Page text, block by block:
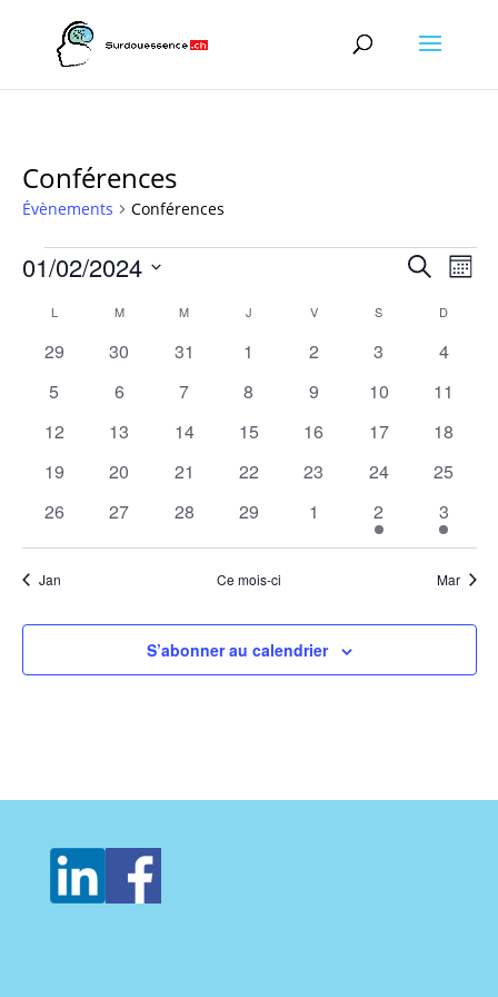
Conférences
Évènements Conférences
Évènements
vues
Recherche
de
Mois
01/02/2024
date.
Calendrier
de
L MMARDI M MERCREDI
J VVENDREDIS D
0
29
0
30
0
31
0
1
0
2
0
3
0
4
0
5
0
6
0
7
0
8
0
9
0
10
0
11
0
12
0
13
0
14
0
15
0
16
0
17
0
18
0
19
0
20
0
21
0
22
0
23
0
24
0
25
0
26
0
27
0
28
0
29
0
évènements
1
1
évènement
2
1
3
Jan Ce mois-ci Mar
S’abonner au calendrier